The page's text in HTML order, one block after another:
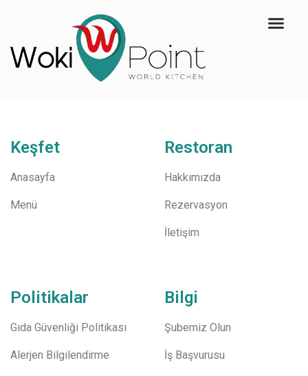
Keşfet
Anasayfa
Menü
Restoran
Hakkımızda
Rezervasyon
İletişim
Bilgi
Şubemiz Olun
İş Başvurusu
Politikalar
Gıda Güvenliği Politikası
Alerjen Bilgilendirme